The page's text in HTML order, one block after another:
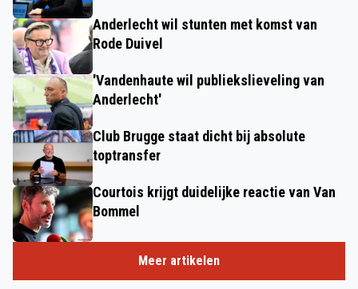
Anderlecht wil stunten met komst van
Rode Duivel
'Vandenhaute wil publiekslieveling van
Anderlecht'
Club Brugge staat dicht bij absolute
toptransfer
Courtois krijgt duidelijke reactie van Van
Bommel
Meer artikelen